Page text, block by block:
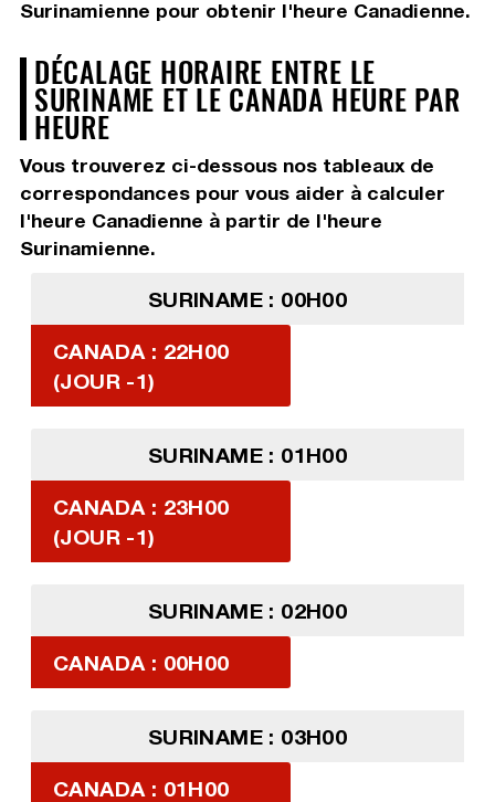
Surinamienne pour obtenir l'heure Canadienne.
DÉCALAGE HORAIRE ENTRE LE
SURINAME ET LE CANADA HEURE PAR
HEURE
Vous trouverez ci-dessous nos tableaux de
correspondances pour vous aider à calculer
l'heure Canadienne à partir de l'heure
Surinamienne.
SURINAME : 00H00
CANADA : 22H00
(JOUR -1)
SURINAME : 01H00
CANADA : 23H00
(JOUR -1)
SURINAME : 02H00
CANADA : 00H00
SURINAME : 03H00
CANADA : 01H00